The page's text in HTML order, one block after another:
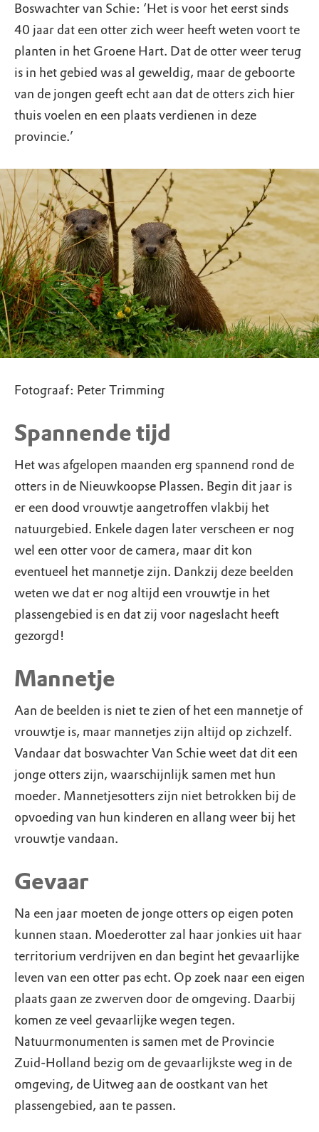
Boswachter van Schie: ‘Het is voor het eerst sinds
40 jaar dat een otter zich weer heeft weten voort te
planten in het Groene Hart. Dat de otter weer terug
is in het gebied was al geweldig, maar de geboorte
van de jongen geeft echt aan dat de otters zich hier
thuis voelen en een plaats verdienen in deze
provincie.’
Fotograaf: Peter Trimming
Spannende tijd
Het was afgelopen maanden erg spannend rond de
otters in de Nieuwkoopse Plassen. Begin dit jaar is
er een dood vrouwtje aangetroffen vlakbij het
natuurgebied. Enkele dagen later verscheen er nog
wel een otter voor de camera, maar dit kon
eventueel het mannetje zijn. Dankzij deze beelden
weten we dat er nog altijd een vrouwtje in het
plassengebied is en dat zij voor nageslacht heeft
gezorgd!
Mannetje
Aan de beelden is niet te zien of het een mannetje of
vrouwtje is, maar mannetjes zijn altijd op zichzelf.
Vandaar dat boswachter Van Schie weet dat dit een
jonge otters zijn, waarschijnlijk samen met hun
moeder. Mannetjesotters zijn niet betrokken bij de
opvoeding van hun kinderen en allang weer bij het
vrouwtje vandaan.
Gevaar
Na een jaar moeten de jonge otters op eigen poten
kunnen staan. Moederotter zal haar jonkies uit haar
territorium verdrijven en dan begint het gevaarlijke
leven van een otter pas echt. Op zoek naar een eigen
plaats gaan ze zwerven door de omgeving. Daarbij
komen ze veel gevaarlijke wegen tegen.
Natuurmonumenten is samen met de Provincie
Zuid-Holland bezig om de gevaarlijkste weg in de
omgeving, de Uitweg aan de oostkant van het
plassengebied, aan te passen.